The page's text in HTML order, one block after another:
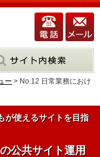
ー > No.12 日常業務におけ
が使えるサイトを目指
公共サイト運用